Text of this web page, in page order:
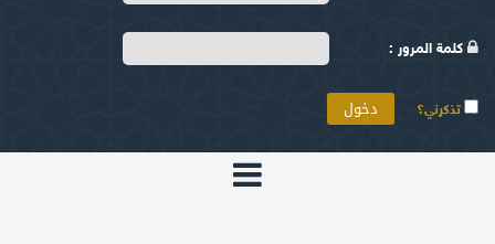
كلمة المرور :
تذكرني؟